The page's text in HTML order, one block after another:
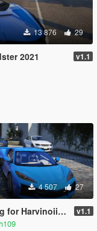
13 876 29
2021 v1.1
4 507 27
2023 Corvette Z06 v1.1